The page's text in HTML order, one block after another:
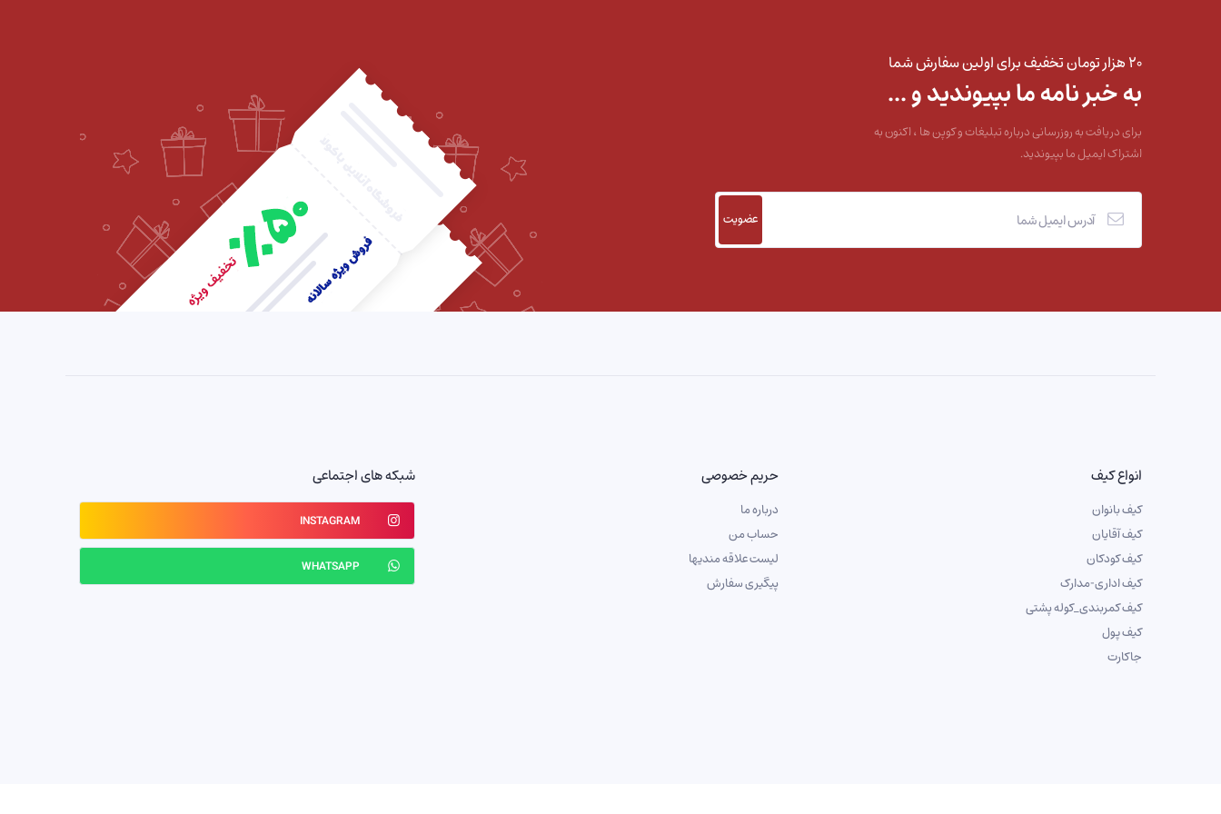
۲۰ هزار تومان تخفیف برای اولین سفارش شما
به خبر نامه ما بپیوندید و ...
برای دریافت به روزرسانی درباره تبلیغات و کوپن ها ، اکنون به
اشتراک ایمیل ما بپیوندید.
انواع کیف
کیف بانوان
کیف آقایان
کیف کودکان
کیف اداری-مدارک
کیف کمربندی_کوله پشتی
کیف پول
جاکارت
حریم خصوصی
درباره ما
حساب من
لیست علاقه مندیها
پیگیری سفارش
شبکه های اجتماعی
INSTAGRAM
WHATSAPP